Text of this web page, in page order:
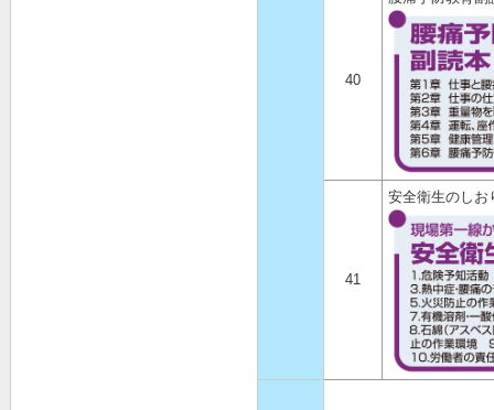
40
41
安全衛生のしお